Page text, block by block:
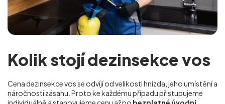
Kolik stojí dezinsekce vos
Cena dezinsekce vos se odvíjí od velikosti hnízda, jeho umístění a
náročnosti zásahu. Proto ke každému případu přistupujeme